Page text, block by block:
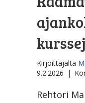
Kirjoittajalta
9.2.2026 |
Rehtori